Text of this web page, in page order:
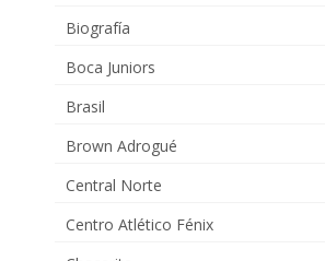
Biografía
Boca Juniors
Brasil
Brown Adrogué
Central Norte
Centro Atlético Fénix